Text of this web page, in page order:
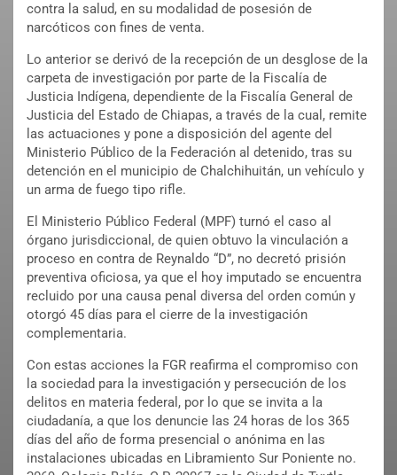
contra la salud, en su modalidad de posesión de
narcóticos con fines de venta.
Lo anterior se derivó de la recepción de un desglose de la
carpeta de investigación por parte de la Fiscalía de
Justicia Indígena, dependiente de la Fiscalía General de
Justicia del Estado de Chiapas, a través de la cual, remite
las actuaciones y pone a disposición del agente del
Ministerio Público de la Federación al detenido, tras su
detención en el municipio de Chalchihuitán, un vehículo y
un arma de fuego tipo rifle.
El Ministerio Público Federal (MPF) turnó el caso al
órgano jurisdiccional, de quien obtuvo la vinculación a
proceso en contra de Reynaldo “D”, no decretó prisión
preventiva oficiosa, ya que el hoy imputado se encuentra
recluido por una causa penal diversa del orden común y
otorgó 45 días para el cierre de la investigación
complementaria.
Con estas acciones la FGR reafirma el compromiso con
la sociedad para la investigación y persecución de los
delitos en materia federal, por lo que se invita a la
ciudadanía, a que los denuncie las 24 horas de los 365
días del año de forma presencial o anónima en las
instalaciones ubicadas en Libramiento Sur Poniente no.